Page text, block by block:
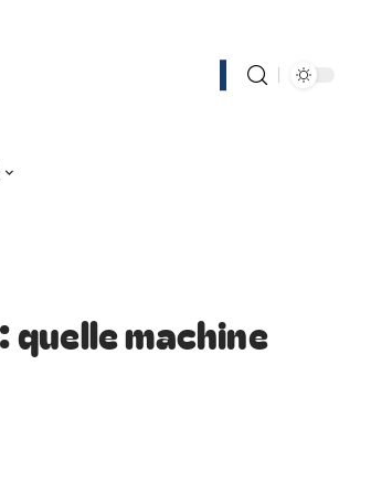
machine